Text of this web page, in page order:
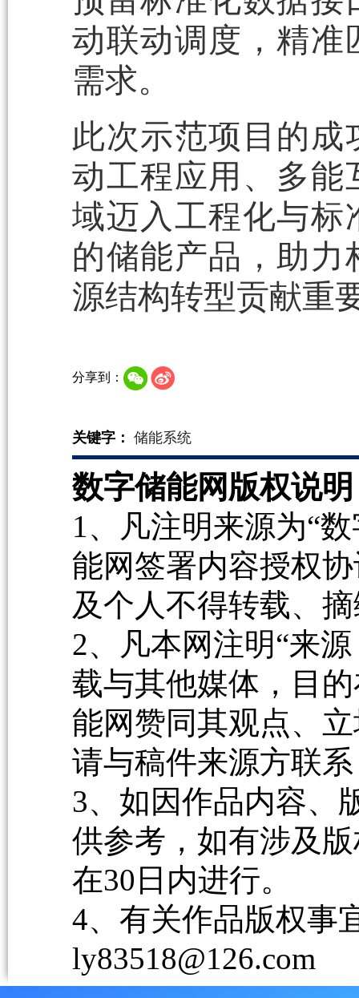
动联动调度，精准
需求。
此次示范项目的
动工程应用、多能
域迈入工程化与标
的储能产品，助
源结构转型贡献重
分享到：
关键字： 储能系统
数字储能网版权说
1、凡注明来源为“
能网签署内容授权
及个人不得转载、
2、凡本网注明“来
载与其他媒体，目
能网赞同其观点、
请与稿件来源方联
3、如因作品内容、
供参考，如有涉及
在30日内进行。
4、有关作品版权事
ly83518@126.com